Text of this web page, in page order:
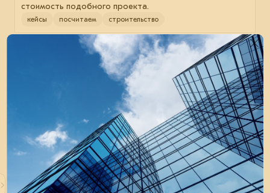
стоимость подобного проекта.
кейсы посчитаем строительство